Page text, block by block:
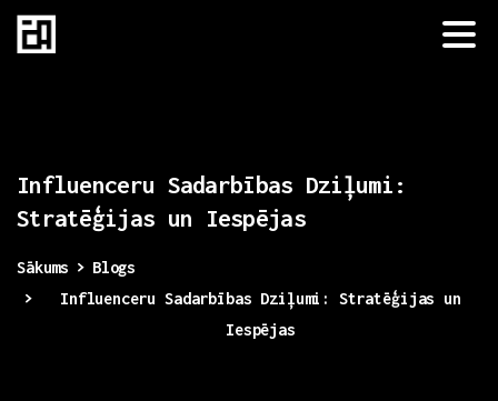
Influenceru Sadarbības Dziļumi:
Stratēģijas un Iespējas
Sākums
Blogs
Influenceru Sadarbības Dziļumi: Stratēģijas un
Iespējas